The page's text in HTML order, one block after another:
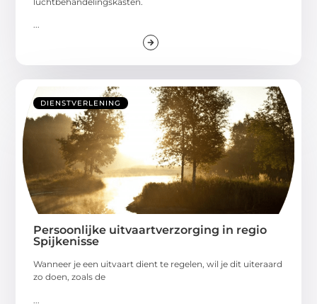
...
DIENSTVERLENING
Persoonlijke uitvaartverzorging in regio
Spijkenisse
Wanneer je een uitvaart dient te regelen, wil je dit uiteraard
zo doen, zoals de